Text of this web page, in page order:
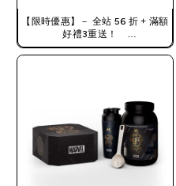
【限時優惠】－ 全站 56 折 + 滿額
好禮3重送！
使用優惠碼，獲得額外折扣：